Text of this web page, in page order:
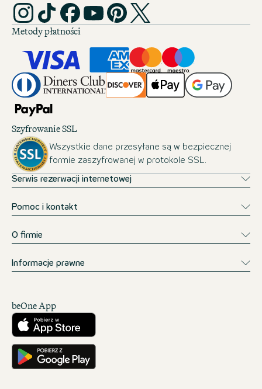
Metody płatności
Szyfrowanie SSL
Wszystkie dane przesyłane są w bezpiecznej
formie zaszyfrowanej w protokole SSL.
Serwis rezerwacji internetowej
Pomoc i kontakt
O firmie
Informacje prawne
beOne App
Pobierz w App Store
Pobierz w Google Play